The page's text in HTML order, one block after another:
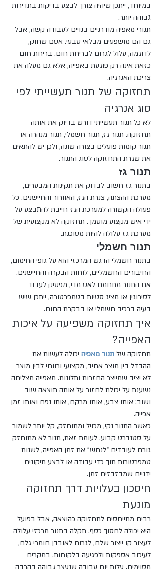
במיוחד, ייתכן שיהיה צורך לבצע בדיקות בתדירות
גבוהה יותר.
תנורי מאפיה מודרניים בנויים לעבודה קשה, אבל
גם הם מושפעים מבלאי טבעי. אטם שחוק,
לדוגמה, עלול לגרום לבריחת חום. בריחת חום
כזאת אינה רק פוגעת באפייה, אלא גם מעלה את
צריכת האנרגיה.
תחזוקה של תנור תעשייתי לפי
סוג אנרגיה
לא כל תנור תעשייתי דורש בדיוק את אותה
תחזוקה. תנור גז, תנור חשמלי, תנור מנהרה או
תנור קומות פועלים בצורה שונה, ולכן יש להתאים
את שגרת התחזוקה לסוג התנור.
תנור גז
בתנור גז חשוב לבדוק את תקינות המבערים,
מערכת ההצתה, צנרת הגז, האוורור והחיישנים. כל
פעולה הקשורה למערכת הגז חייבת להתבצע על
ידי איש מקצוע מוסמך. תחזוקה לא מקצועית של
מערכת גז עלולה להיות מסוכנת.
תנור חשמלי
בתנור חשמלי הדגש המרכזי הוא על גופי החימום,
החיבורים החשמליים, לוחות הבקרה והחיישנים.
אם התנור מתחמם לאט מדי, מפסיק לעבוד
לסירוגין או מציג סטיות בטמפרטורה, ייתכן שיש
בעיה ברכיב חשמלי או בבקרת החום.
איך תחזוקה משפיעה על איכות
האפייה?
תחזוקה של תנור מאפיה יכולה לעשות את
ההבדל בין מוצר אחיד, מקצועי ורווחי לבין מוצר
לא יציב שמייצר החזרות ותלונות. מאפייה מצליחה
נשענת על יכולת לחזור על אותה תוצאה שוב
ושוב: אותו צבע, אותו מרקם, אותו נפח ואותו זמן
אפייה.
כאשר התנור נקי, מכויל ומתוחזק, קל יותר לשמור
על סטנדרט קבוע. לעומת זאת, תנור לא מתוחזק
גורם לעובדים “לנחש” את זמן האפייה, לשנות
טמפרטורות תוך כדי עבודה או לבצע תיקונים
ידניים שמבזבזים זמן.
חיסכון בעלויות דרך תחזוקה
מונעת
רבים מתייחסים לתחזוקה כהוצאה, אבל בפועל
היא יכולה לחסוך כסף. תקלה בתנור מרכזי עלולה
לעצור קו ייצור שלם, לגרום לאובדן חומרי גלם,
לעיכוב אספקות ולפגיעה בלקוחות. במקרים